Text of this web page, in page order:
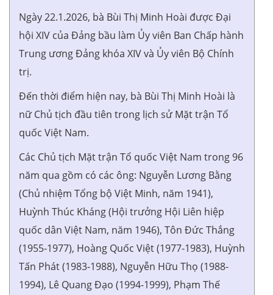
Ngày 22.1.2026, bà Bùi Thị Minh Hoài được Đại
hội XIV của Đảng bầu làm Ủy viên Ban Chấp hành
Trung ương Đảng khóa XIV và Ủy viên Bộ Chính
trị.
Đến thời điểm hiện nay, bà Bùi Thị Minh Hoài là
nữ Chủ tịch đầu tiên trong lịch sử Mặt trận Tổ
quốc Việt Nam.
Các Chủ tịch Mặt trận Tổ quốc Việt Nam trong 96
năm qua gồm có các ông: Nguyễn Lương Bằng
(Chủ nhiệm Tổng bộ Việt Minh, năm 1941),
Huỳnh Thúc Kháng (Hội trưởng Hội Liên hiệp
quốc dân Việt Nam, năm 1946), Tôn Đức Thắng
(1955-1977), Hoàng Quốc Việt (1977-1983), Huỳnh
Tấn Phát (1983-1988), Nguyễn Hữu Thọ (1988-
1994), Lê Quang Đạo (1994-1999), Phạm Thế